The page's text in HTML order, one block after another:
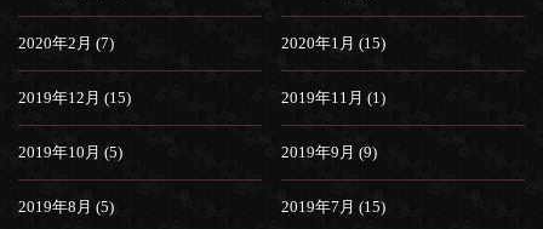
2020年2月 (7) 2020年1月 (15)
2019年12月 (15) 2019年11月 (1)
2019年10月 (5) 2019年9月 (9)
2019年8月 (5) 2019年7月 (15)